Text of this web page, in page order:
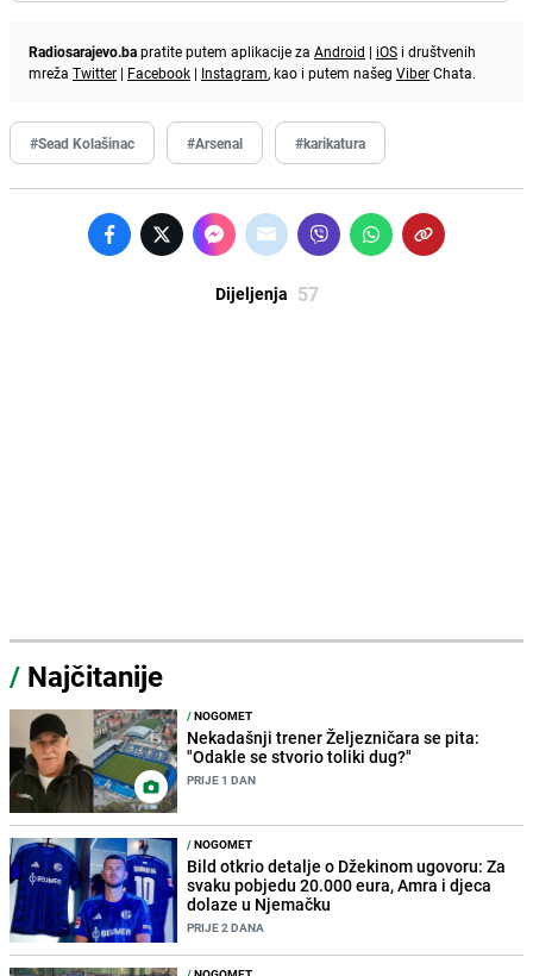
Radiosarajevo.bapratite putem aplikacije za Android | iOS i društvenih
mreža Twitter | Facebook | Instagram, kao i putem našeg ViberChata.
#Sead Kolašinac #Arsenal #karikatura
Dijeljenja 57
/ Najčitanije
/NOGOMET
Nekadašnji trener Željezničara se pita:
"Odakle se stvorio toliki dug?"
PRIJE 1 DAN
/NOGOMET
Bild otkrio detalje o Džekinom ugovoru: Za
svaku pobjedu 20.000 eura, Amra i djeca
dolaze u Njemačku
PRIJE 2 DANA